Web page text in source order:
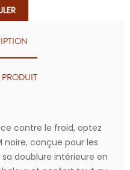
PRODUIT
contre le froid, optez
conçue pour les
doublure intérieure en